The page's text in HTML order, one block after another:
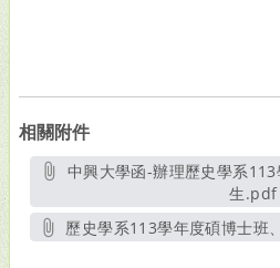
相關附件
生.pdf
歷史學系113學年度碩博士班